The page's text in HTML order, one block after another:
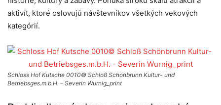
aktivít, ktoré oslovujú návštevníkov všetkých vekových
kategórií.
Schloss Hof Kutsche 0010© Schloß Schönbrunn Kultur- und
Betriebsges.m.b.H. – Severin Wurnig_print